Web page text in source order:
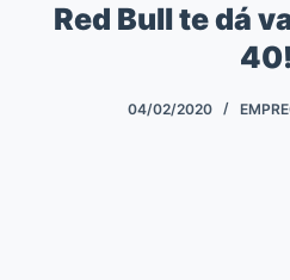
Red Bull te dá
40!
04/02/2020